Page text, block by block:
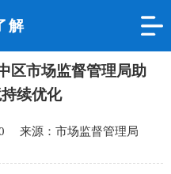
解
区市场监督管理局助
续优化
来源：市场监督管理局